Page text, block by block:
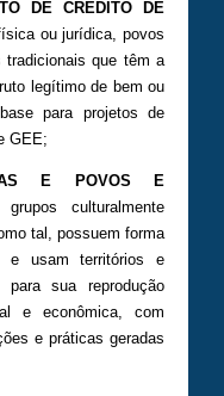
DE CRÉDITO DE
ou jurídica, povos
tradicionais que têm a
legítimo de bem ou
para projetos de
GEE;
E POVOS E
grupos culturalmente
tal, possuem forma
e usam territórios e
sua reprodução
e econômica, com
e práticas geradas